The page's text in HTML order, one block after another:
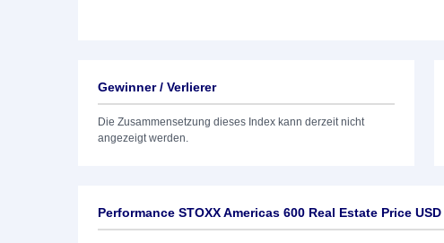
Gewinner / Verlierer
Die Zusammensetzung dieses Index kann derzeit nicht
angezeigt werden.
Performance STOXX Americas 600 Real Estate Price USD